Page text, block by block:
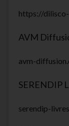
https://
AVM
avm-
SERENDIP
serendip-